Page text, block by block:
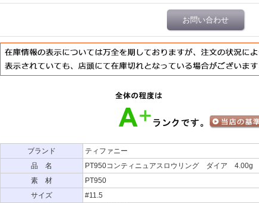
お問い合わせ
ブランド
ティファニー
品 名
PT950コンティニュアスロウリング ダイア 4.00g
素 材
PT950
サイズ
#11.5